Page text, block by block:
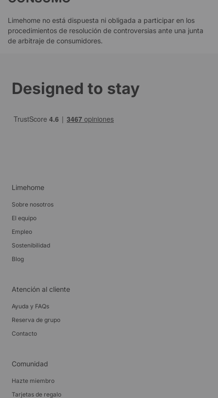
Limehome no está dispuesta ni obligada a participar en los
procedimientos de resolución de controversias ante una junta
de arbitraje de consumidores.
Designed to stay
Limehome
Sobre nosotros
El equipo
Empleo
Sostenibilidad
Blog
Atención al cliente
Ayuda y FAQs
Reserva de grupo
Contacto
Comunidad
Hazte miembro
Tarjetas de regalo